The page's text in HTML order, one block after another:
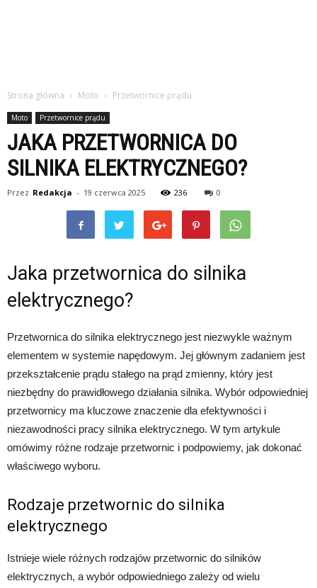
Strona główna Moto Przetwornice prądu
Moto Przetwornice prądu
JAKA PRZETWORNICA DO
SILNIKA ELEKTRYCZNEGO?
Przez Redakcja - 19 czerwca 2025 236 0
Jaka przetwornica do silnika
elektrycznego?
Przetwornica do silnika elektrycznego jest niezwykle ważnym
elementem w systemie napędowym. Jej głównym zadaniem jest
przekształcenie prądu stałego na prąd zmienny, który jest
niezbędny do prawidłowego działania silnika. Wybór odpowiedniej
przetwornicy ma kluczowe znaczenie dla efektywności i
niezawodności pracy silnika elektrycznego. W tym artykule
omówimy różne rodzaje przetwornic i podpowiemy, jak dokonać
właściwego wyboru.
Rodzaje przetwornic do silnika
elektrycznego
Istnieje wiele różnych rodzajów przetwornic do silników
elektrycznych, a wybór odpowiedniego zależy od wielu